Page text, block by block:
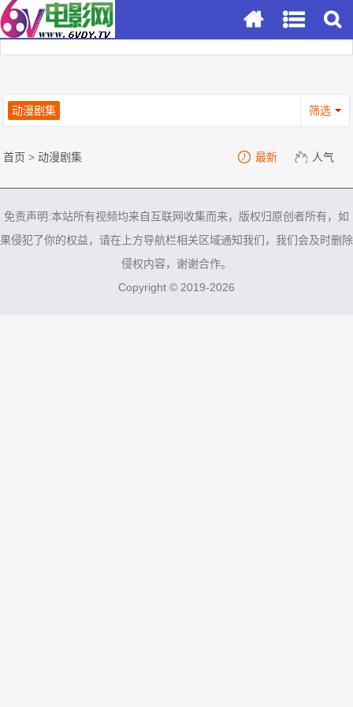
动漫剧集 筛选
首页 >动漫剧集 最新 人气
免责声明:本站所有视频均来自互联网收集而来，版权归原创者所有，如
果侵犯了你的权益，请在上方导航栏相关区域通知我们，我们会及时删除
侵权内容，谢谢合作。
Copyright © 2019-2026